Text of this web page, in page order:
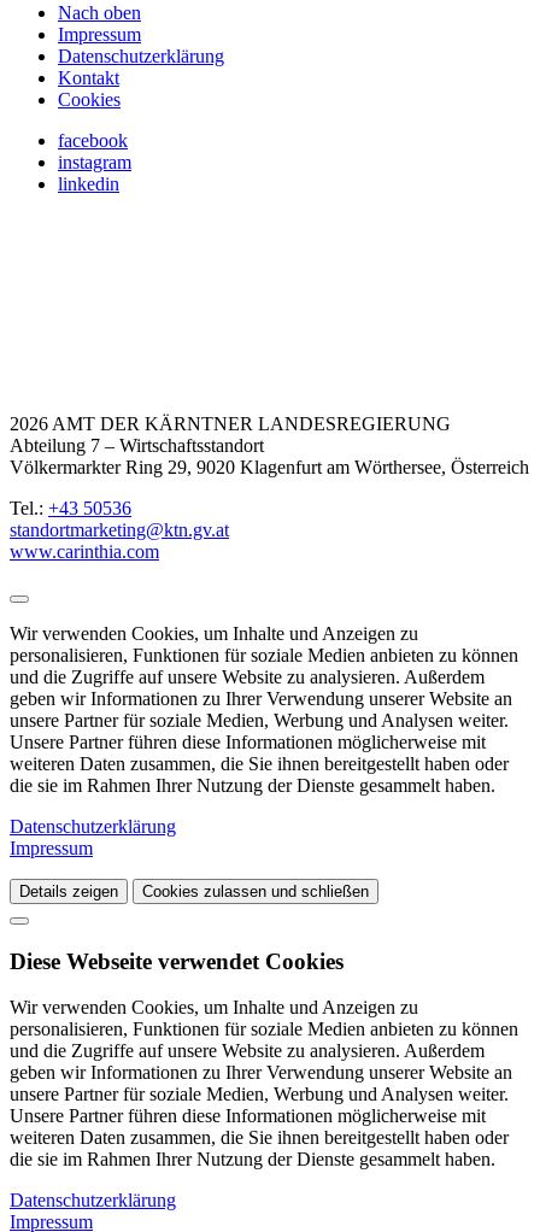
Nach oben
Impressum
Datenschutzerklärung
Kontakt
Cookies
facebook
instagram
linkedin
2026 AMT DER KÄRNTNER LANDESREGIERUNG
Abteilung 7 – Wirtschaftsstandort
Völkermarkter Ring 29, 9020 Klagenfurt am Wörthersee, Österreich
Tel.: +43 50536
standortmarketing@ktn.gv.at
www.carinthia.com
Wir verwenden Cookies, um Inhalte und Anzeigen zu
personalisieren, Funktionen für soziale Medien anbieten zu können
und die Zugriffe auf unsere Website zu analysieren. Außerdem
geben wir Informationen zu Ihrer Verwendung unserer Website an
unsere Partner für soziale Medien, Werbung und Analysen weiter.
Unsere Partner führen diese Informationen möglicherweise mit
weiteren Daten zusammen, die Sie ihnen bereitgestellt haben oder
die sie im Rahmen Ihrer Nutzung der Dienste gesammelt haben.
Datenschutzerklärung
Impressum
Details zeigen Cookies zulassen und schließen
Diese Webseite verwendet Cookies
Wir verwenden Cookies, um Inhalte und Anzeigen zu
personalisieren, Funktionen für soziale Medien anbieten zu können
und die Zugriffe auf unsere Website zu analysieren. Außerdem
geben wir Informationen zu Ihrer Verwendung unserer Website an
unsere Partner für soziale Medien, Werbung und Analysen weiter.
Unsere Partner führen diese Informationen möglicherweise mit
weiteren Daten zusammen, die Sie ihnen bereitgestellt haben oder
die sie im Rahmen Ihrer Nutzung der Dienste gesammelt haben.
Datenschutzerklärung
Impressum